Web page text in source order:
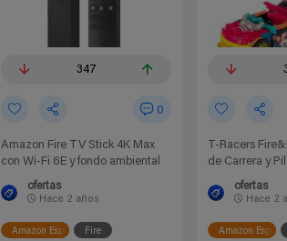
347
0
Amazon Fire TV Stick 4K Max
con Wi-Fi 6E y fondo ambiental
ofertas
Hace 2 años
Amazon España Fire
T-Racers
de Carrera y
ofertas
Hace 2
Amazon España